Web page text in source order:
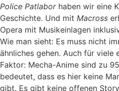
Police Patlaborhaben wir eine
Geschichte. Und mit Macross
Opera mit Musikeinlagen
Wie man sieht: Es muss nicht
ähnliches gehen. Auch für
Faktor: Mecha-Anime sind zu
bedeutet, dass es hier keine
gibt. Es gibt keine offenen